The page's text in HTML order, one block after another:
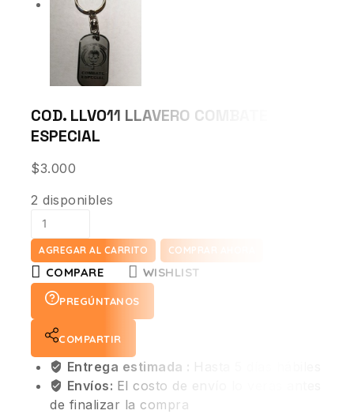
COD. LLV011 LLAVERO COMBATE
ESPECIAL
$3.000
2 disponibles
AGREGAR AL CARRITO COMPRAR AHORA
COMPARE WISHLIST
PREGÚNTANOS
COMPARTIR
Entrega estimada :
Envíos: El costo de envío lo verás antes
de finalizar la compra